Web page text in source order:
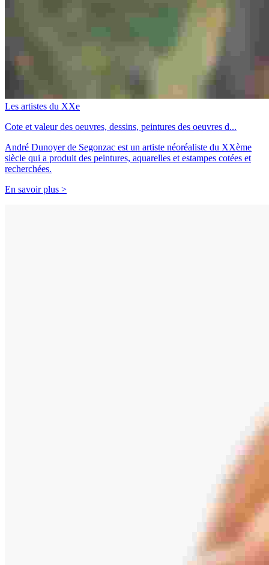
Les artistes du XXe
Cote et valeur des oeuvres, dessins, peintures des oeuvres d...
André Dunoyer de Segonzac est un artiste néoréaliste du XXème
siècle qui a produit des peintures, aquarelles et estampes cotées et
recherchées.
En savoir plus >